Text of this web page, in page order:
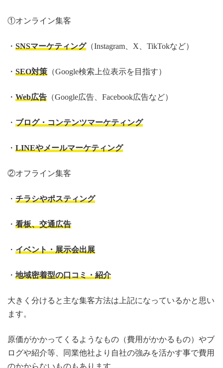
①オンライン集客
・ SNSマーケティング（Instagram、X、TikTokなど）
・ SEO対策 （Google検索上位表示を目指す）
・ Web広告 （Google広告、Facebook広告など）
・ ブログ・コンテンツマーケティング
・ LINEやメールマーケティング
②オフライン集客
・ チラシやポスティング
・ 看板、交通広告
・ イベント・展示会出展
・ 地域密着型の口コミ・紹介
大きく分けると主な集客方法は上記になっているかと思い
ます。
原価がかかってくるようなもの（費用がかかるもの）やブ
ログや紹介等、同業他社より自社の強みを活かす事で費用
のかからないものもあります。